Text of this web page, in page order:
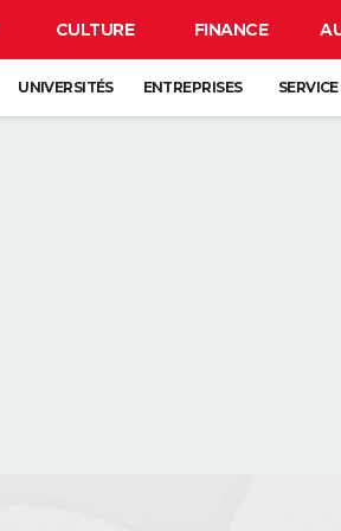
CULTURE FINANCE
UNIVERSITÉS ENTREPRISES